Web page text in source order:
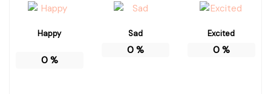
Happy
0%
Sad
0%
Excited
0%